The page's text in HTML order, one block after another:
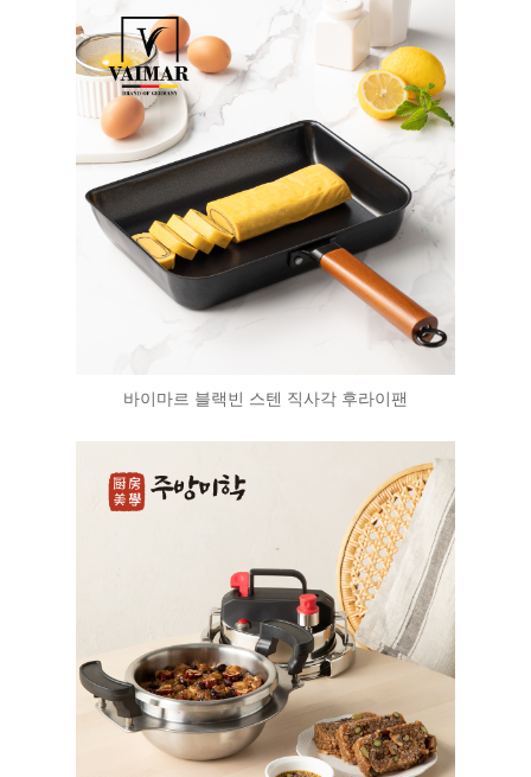
바이마르 블랙빈 스텐 직사각 후라이팬